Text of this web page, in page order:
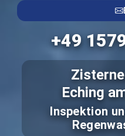
+49
Eching
Inspektion